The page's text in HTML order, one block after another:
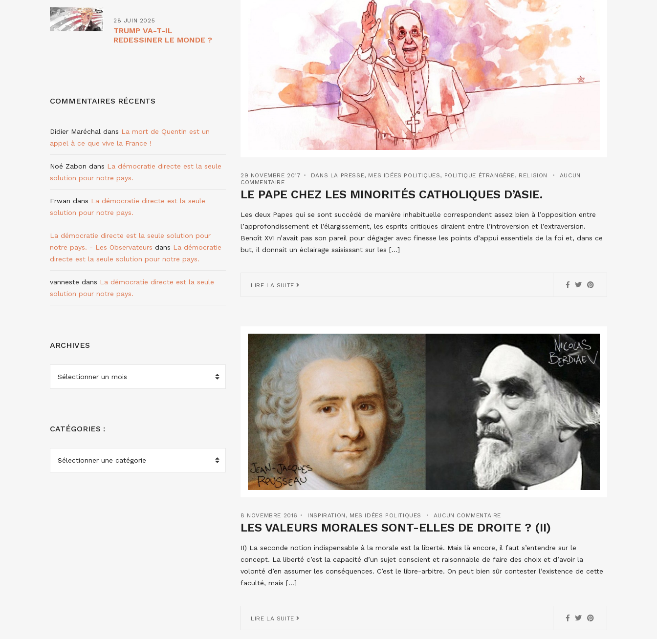
29 NOVEMBRE 2017 DANS LA PRESSE, MES IDÉES POLITIQUES, POLITIQUE ÉTRANGÈRE, RELIGION
AUCUN
COMMENTAIRE
LE PAPE CHEZ LES MINORITÉS CATHOLIQUES D’ASIE.
Les deux Papes qui se sont succédé de manière inhabituelle correspondent assez bien à l’opposition entre
l’approfondissement et l’élargissement, les esprits critiques diraient entre l’introversion et l’extraversion.
Benoît XVI n’avait pas son pareil pour dégager avec finesse les points d’appui essentiels de la foi et, dans ce
but, il donnait un éclairage saisissant sur les […]
LIRE LA SUITE
8 NOVEMBRE 2016 INSPIRATION , MES IDÉES POLITIQUES AUCUN COMMENTAIRE
LES VALEURS MORALES SONT-ELLES DE DROITE ? (II)
II) La seconde notion indispensable à la morale est la liberté. Mais là encore, il faut s’entendre sur le
concept. La liberté c’est la capacité d’un sujet conscient et raisonnable de faire des choix et d’avoir la
volonté d’en assumer les conséquences. C’est le libre-arbitre. On peut bien sûr contester l’existence de cette
faculté, mais […]
LIRE LA SUITE
28 JUIN 2025
TRUMP VA-T-IL
REDESSINER LE MONDE ?
COMMENTAIRES RÉCENTS
Didier Maréchal dans La mort de Quentin est un
appel à ce que vive la France !
Noé Zabon dans La démocratie directe est la seule
solution pour notre pays.
Erwan dans La démocratie directe est la seule
solution pour notre pays.
La démocratie directe est la seule solution pour
notre pays. - Les Observateurs dans La démocratie
directe est la seule solution pour notre pays.
vanneste dans La démocratie directe est la seule
solution pour notre pays.
ARCHIVES
ARCHIVES
CATÉGORIES :
CATÉGORIES